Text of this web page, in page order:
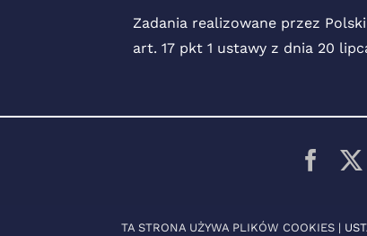
Zadania realizowane przez
art. 17 pkt 1 ustawy z dnia 20
© 2026 Polski
TA STRONA UŻYWA PLIKÓW COOKIES |